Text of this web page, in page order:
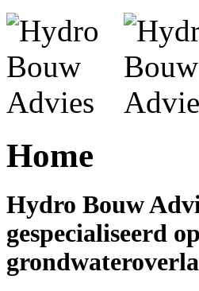
Home
Hydro Bouw
gespecialiseerd